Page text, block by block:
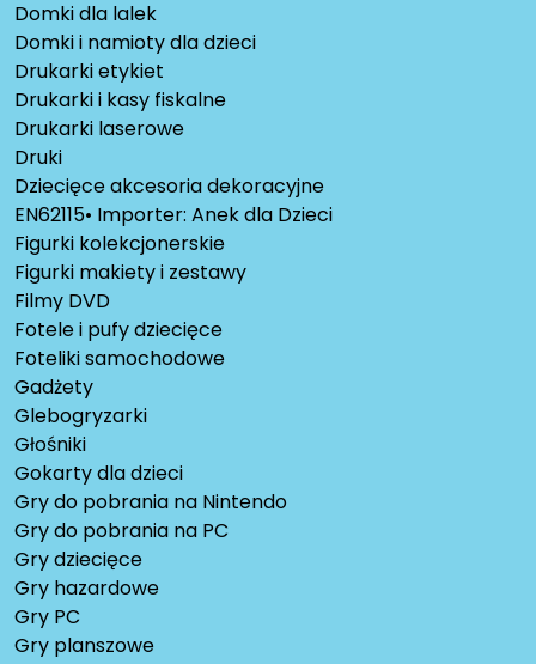
Domki dla lalek
Domki i namioty dla dzieci
Drukarki etykiet
Drukarki i kasy fiskalne
Drukarki laserowe
Druki
Dziecięce akcesoria dekoracyjne
EN62115• Importer: Anek dla Dzieci
Figurki kolekcjonerskie
Figurki makiety i zestawy
Filmy DVD
Fotele i pufy dziecięce
Foteliki samochodowe
Gadżety
Glebogryzarki
Głośniki
Gokarty dla dzieci
Gry do pobrania na Nintendo
Gry do pobrania na PC
Gry dziecięce
Gry hazardowe
Gry PC
Gry planszowe